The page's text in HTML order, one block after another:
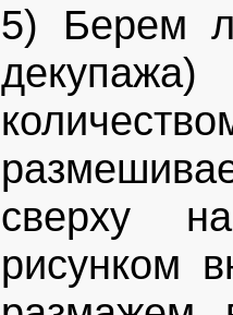
5) Берем
сверху
рисунком